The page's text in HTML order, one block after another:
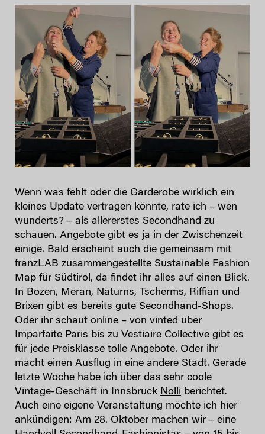
Wenn was fehlt oder die Garderobe wirklich ein
kleines Update vertragen könnte, rate ich – wen
wunderts? – als allererstes Secondhand zu
schauen. Angebote gibt es ja in der Zwischenzeit
einige. Bald erscheint auch die gemeinsam mit
franzLAB zusammengestellte Sustainable Fashion
Map für Südtirol, da findet ihr alles auf einen Blick.
In Bozen, Meran, Naturns, Tscherms, Riffian und
Brixen gibt es bereits gute Secondhand-Shops.
Oder ihr schaut online – von vinted über
Imparfaite Paris bis zu Vestiaire Collective gibt es
für jede Preisklasse tolle Angebote. Oder ihr
macht einen Ausflug in eine andere Stadt. Gerade
letzte Woche habe ich über das sehr coole
Vintage-Geschäft in Innsbruck Nolli berichtet.
Auch eine eigene Veranstaltung möchte ich hier
ankündigen: Am 28. Oktober machen wir – eine